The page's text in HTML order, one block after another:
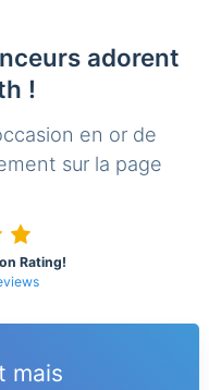
adorent
!
en or de
sur la page
Rating!
mais